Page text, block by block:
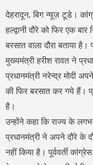
देहरादून, बिग न्यूज़ टूडे।
हल्द्वानी दौरे को फिर एक
बरसात वाला दौरा बताया
मुख्यमंत्री हरीश रावत ने
प्रधानमंत्री नरेन्द्र मोदी
की फिर बरसात कर गये हैं।
है।
उन्होंने कहा कि राज्य के
प्रधानमंत्री ने अपने दौरे के
नहीं किया है। पूर्ववर्ती